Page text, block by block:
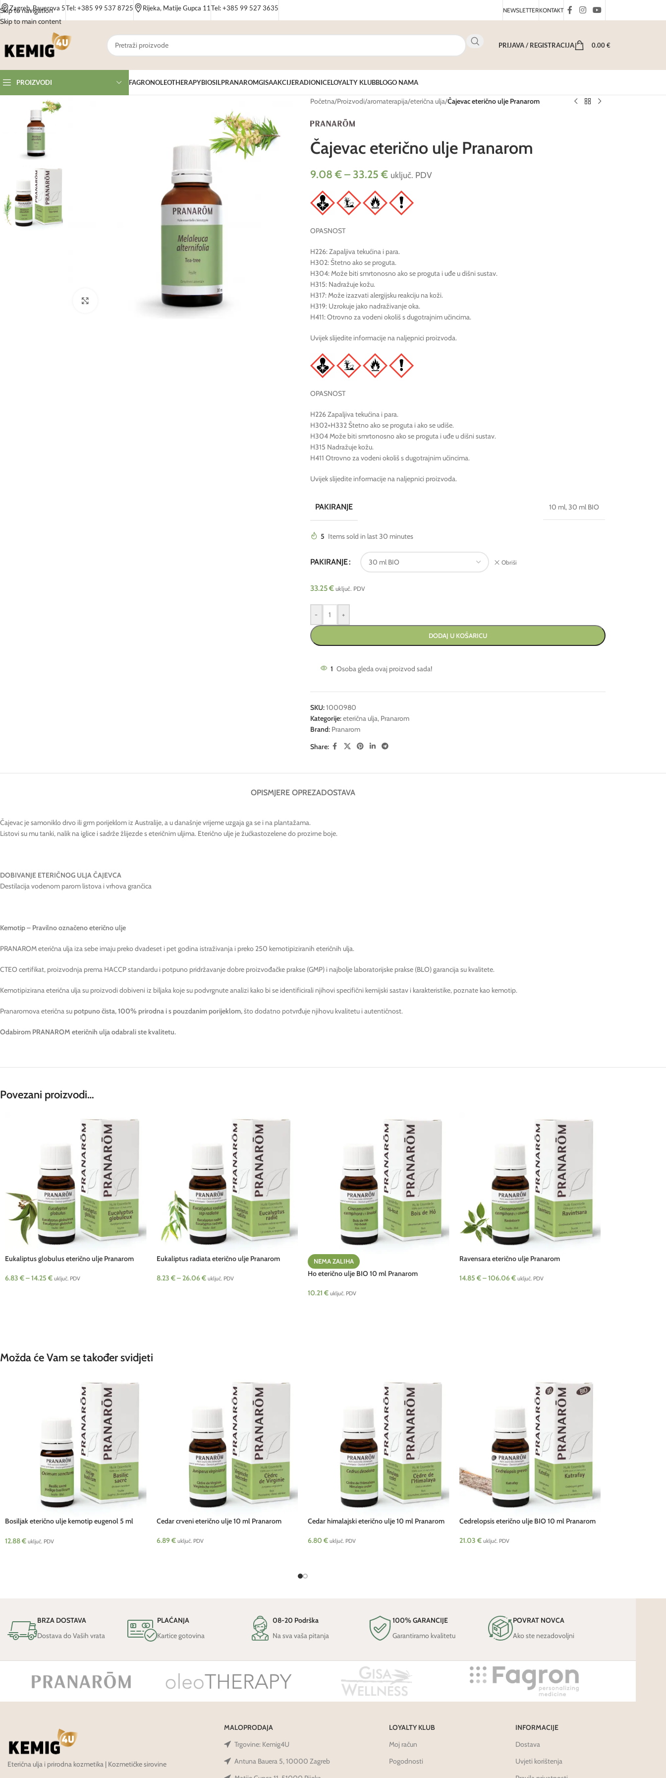
Skip to navigation
Skip to main content
Zagreb, Bauerova 5Tel: +385 99 537 8725 Rijeka, Matije Gupca 11 Tel: +385 99 527 3635 NEWSLETTERKONTAKT
PRIJAVA / REGISTRACIJA 0.00€
PROIZVODI FAGRONOLEOTHERAPYBIOSILPRANAROMGISAAKCIJERADIONICELOYALTY KLUBBLOGO NAMA
Početna/Proizvodi/aromaterapija/eterična ulja/Čajevac eterično ulje Pranarom
Čajevac eterično ulje Pranarom
9.08€– 33.25€ uključ. PDV
OPASNOST
H226: Zapaljiva tekućina i para.
H302: Štetno ako se proguta.
H304: Može biti smrtonosno ako se proguta i uđe u dišni sustav.
H315: Nadražuje kožu.
H317: Može izazvati alergijsku reakciju na koži.
H319: Uzrokuje jako nadraživanje oka.
H411: Otrovno za vodeni okoliš s dugotrajnim učincima.
Uvijek slijedite informacije na naljepnici proizvoda.
OPASNOST
H226 Zapaljiva tekućina i para.
H302+H332 Štetno ako se proguta i ako se udiše.
H304 Može biti smrtonosno ako se proguta i uđe u dišni sustav.
H315 Nadražuje kožu.
H411 Otrovno za vodeni okoliš s dugotrajnim učincima.
Uvijek slijedite informacije na naljepnici proizvoda.
PAKIRANJE 10 ml,30 ml BIO
5 Items sold in last 30 minutes
PAKIRANJE Obriši
33.25€ uključ. PDV
- +
DODAJ U KOŠARICU
1 Osoba gleda ovaj proizvod sada!
SKU:1000980
Kategorije:eterična ulja, Pranarom
Brand: Pranarom
Share:
OPISMJERE OPREZADOSTAVA
Čajevac je samoniklo drvo ili grm porijeklom iz Australije, a u današnje vrijeme uzgaja ga se i na plantažama.
Listovi su mu tanki, nalik na iglice i sadrže žlijezde s eteričnim uljima. Eterično ulje je žućkastozelene do prozirne boje.
DOBIVANJE ETERIČNOG ULJA ČAJEVCA
Destilacija vodenom parom listova i vrhova grančica
Kemotip – Pravilno označeno eterično ulje
PRANAROM eterična ulja iza sebe imaju preko dvadeset i pet godina istraživanja i preko 250 kemotipiziranih eteričnih ulja.
CTEO certifikat, proizvodnja prema HACCP standardu i potpuno pridržavanje dobre proizvođačke prakse (GMP) i najbolje laboratorijske prakse (BLO) garancija su kvalitete.
Kemotipizirana eterična ulja su proizvodi dobiveni iz biljaka koje su podvrgnute analizi kako bi se identificirali njihovi specifični kemijski sastav i karakteristike, poznate kao kemotip.
Pranaromova eterična supotpuno čista, 100% prirodna i s pouzdanim porijeklom,što dodatno potvrđuje njihovu kvalitetu i autentičnost.
Odabirom PRANAROM eteričnih ulja odabrali ste kvalitetu.
Povezani proizvodi…
Eukaliptus globulus eterično ulje Pranarom
6.83 €–14.25 € uključ. PDV
Eukaliptus radiata eterično ulje Pranarom
8.23 €–26.06€ uključ. PDV
NEMA ZALIHA
Ho eterično ulje BIO 10 ml Pranarom
10.21 € uključ. PDV
Ravensara eterično ulje Pranarom
14.85 €–106.06€ uključ. PDV
Možda će Vam se također svidjeti
Bosiljak eterično ulje kemotip eugenol 5 ml
12.88€ uključ. PDV
Cedar crveni eterično ulje 10 ml Pranarom
6.89€ uključ. PDV
Cedar himalajski eterično ulje 10 ml Pranarom
6.80 € uključ. PDV
Cedrelopsis eterično ulje BIO 10 ml Pranarom
21.03 € uključ. PDV
BRZA DOSTAVA
Dostava do Vaših vrata
PLAĆANJA
Kartice gotovina
08-20 Podrška
Na sva vaša pitanja
100% GARANCIJE
Garantiramo kvalitetu
POVRAT NOVCA
Ako ste nezadovoljni
Eterična ulja i prirodna kozmetika | Kozmetičke sirovine
MALOPRODAJA
Trgovine: Kemig4U
Antuna Bauera 5, 10000 Zagreb
LOYALTY KLUB
Moj račun
Pogodnosti
INFORMACIJE
Dostava
Uvjeti korištenja